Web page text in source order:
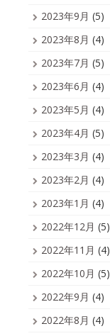
2023年9月 (5)
2023年8月 (4)
2023年7月 (5)
2023年6月 (4)
2023年5月 (4)
2023年4月 (5)
2023年3月 (4)
2023年2月 (4)
2023年1月 (4)
2022年12月 (5)
2022年11月 (4)
2022年10月 (5)
2022年9月 (4)
2022年8月 (4)